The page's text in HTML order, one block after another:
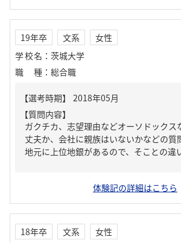
19年卒 文系
女性
学校名 ： 茨城大学
職種 ： 総合職
【質問内容】
ガクチカ、志望理由などオーソドックス
丈夫か、会社に親族はいないかなどの質
地元に上位地銀があるので、そことの違
体験記の詳細はこちら
18年卒 文系
女性